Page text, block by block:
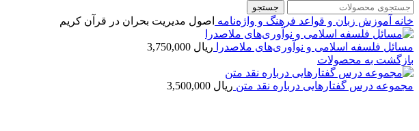
جستجو
خانه آموزش زبان و قواعد فرهنگ و واژه‌نامه اصول مدیریت بحران در قرآن کریم
مسائل فلسفه اسلامی و نوآوری‌های ملاصدرا ریال
بازگشت به محصولات
مجموعه درس گفتارهایی درباره نقد متن ریال